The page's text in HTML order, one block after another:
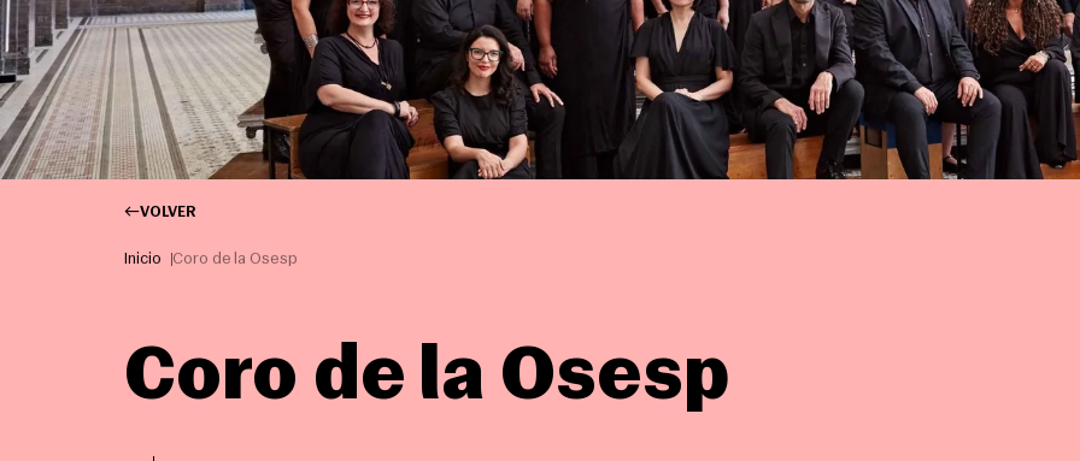
VOLVER
Inicio Coro de la Osesp
Coro de la Osesp